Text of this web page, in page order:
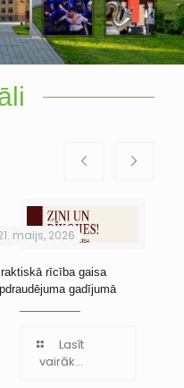
maijs, 2026
rīcība gaisa
gadījumā
Lasīt
vairāk...